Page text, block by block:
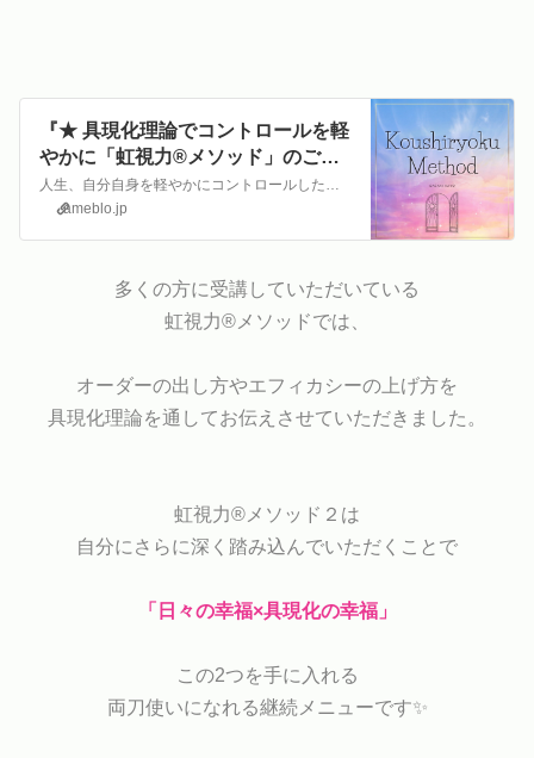
『★ 具現化理論でコントロールを軽
やかに「虹視力®︎メソッド」のご案
内♪』
人生、自分自身を軽やかにコントロールしたい方に。虹視力®︎メソッドのご案内です✨私がお伝えしている虹視力®︎（こうしりょく）とは、 意図的に具現化を起こし人生…
ameblo.jp
多くの方に受講していただいている
虹視力®︎メソッドでは、
オーダーの出し方やエフィカシーの上げ方を
具現化理論を通してお伝えさせていただきました。
虹視力®︎メソッド２は
自分にさらに深く踏み込んでいただくことで
「日々の幸福×具現化の幸福」
この2つを手に入れる
両刀使いになれる継続メニューです✨